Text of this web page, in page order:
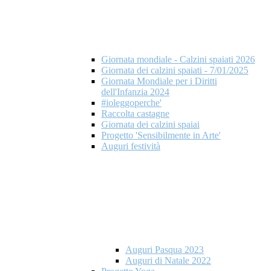
Giornata mondiale - Calzini spaiati 2026
Giornata dei calzini spaiati - 7/01/2025
Giornata Mondiale per i Diritti
dell'Infanzia 2024
#ioleggoperche'
Raccolta castagne
Giornata dei calzini spaiai
Progetto 'Sensibilmente in Arte'
Auguri festività
Auguri Pasqua 2023
Auguri di Natale 2022